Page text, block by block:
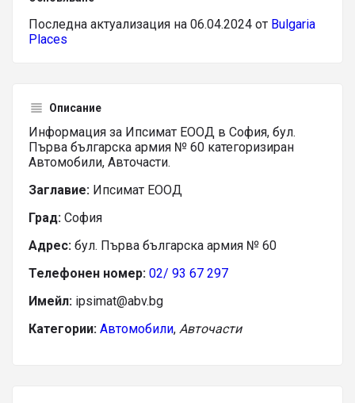
Последна актуализация на 06.04.2024 от Bulgaria
Places
Описание
Информация за Ипсимат ЕООД в София, бул.
Първа българска армия № 60 категоризиран
Автомобили, Авточасти.
Заглавие: Ипсимат ЕООД
Град: София
Адрес: бул. Първа българска армия № 60
Телефонен номер: 02/ 93 67 297
Имейл: ipsimat@abv.bg
Категории: Автомобили, Авточасти